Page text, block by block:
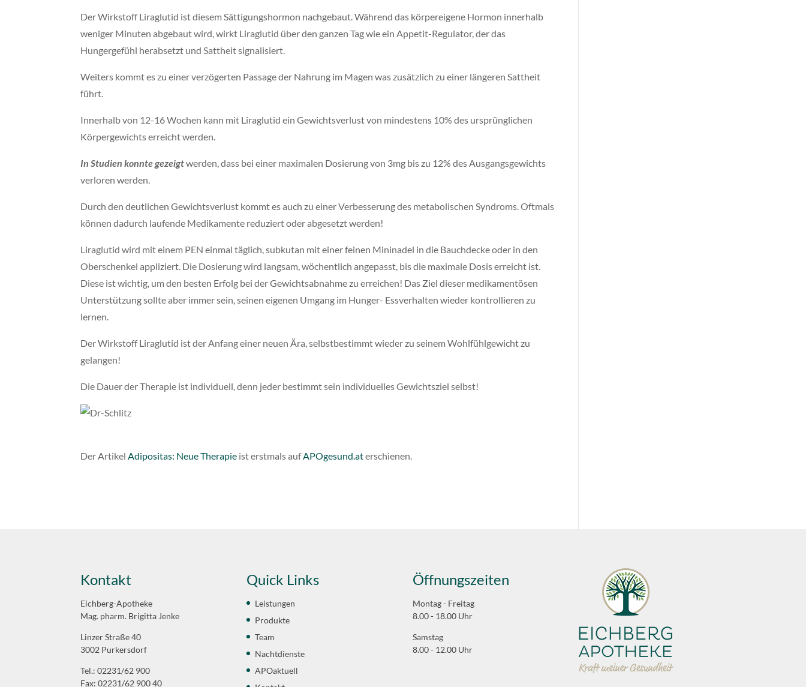
Der Wirkstoff Liraglutid ist diesem Sättigungshormon nachgebaut. Während das körpereigene Hormon innerhalb
weniger Minuten abgebaut wird, wirkt Liraglutid über den ganzen Tag wie ein Appetit-Regulator, der das
Hungergefühl herabsetzt und Sattheit signalisiert.
Weiters kommt es zu einer verzögerten Passage der Nahrung im Magen was zusätzlich zu einer längeren Sattheit
führt.
Innerhalb von 12-16 Wochen kann mit Liraglutid ein Gewichtsverlust von mindestens 10% des ursprünglichen
Körpergewichts erreicht werden.
In Studien konnte gezeigtwerden, dass bei einer maximalen Dosierung von 3mg bis zu 12% des Ausgangsgewichts
verloren werden.
Durch den deutlichen Gewichtsverlust kommt es auch zu einer Verbesserung des metabolischen Syndroms. Oftmals
können dadurch laufende Medikamente reduziert oder abgesetzt werden!
Liraglutid wird mit einem PEN einmal täglich, subkutan mit einer feinen Mininadel in die Bauchdecke oder in den
Oberschenkel appliziert. Die Dosierung wird langsam, wöchentlich angepasst, bis die maximale Dosis erreicht ist.
Diese ist wichtig, um den besten Erfolg bei der Gewichtsabnahme zu erreichen! Das Ziel dieser medikamentösen
Unterstützung sollte aber immer sein, seinen eigenen Umgang im Hunger- Essverhalten wieder kontrollieren zu
lernen.
Der Wirkstoff Liraglutid ist der Anfang einer neuen Ära, selbstbestimmt wieder zu seinem Wohlfühlgewicht zu
gelangen!
Die Dauer der Therapie ist individuell, denn jeder bestimmt sein individuelles Gewichtsziel selbst!
Der ArtikelAdipositas: Neue Therapie ist erstmals aufAPOgesund.aterschienen.
Kontakt
Eichberg-Apotheke
Mag. pharm. Brigitta Jenke
Linzer Straße 40
3002 Purkersdorf
Tel.: 02231/62 900
Fax: 02231/62 900 40
Quick Links
Leistungen
Produkte
Team
Nachtdienste
APOaktuell
Öffnungszeiten
Montag - Freitag
8.00 - 18.00 Uhr
Samstag
8.00 - 12.00 Uhr